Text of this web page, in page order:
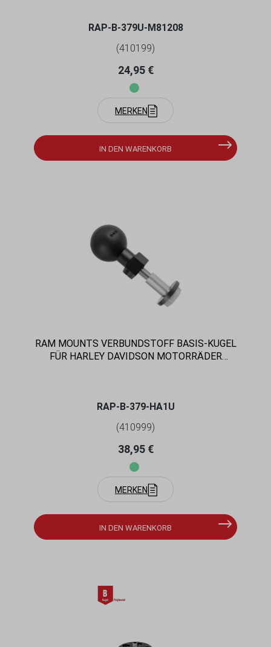
RAP-B-379U-M81208
(410199)
Regulärer Preis:
24,95 €
MERKEN
IN DEN WARENKORB
RAM MOUNTS VERBUNDSTOFF BASIS-KUGEL
FÜR HARLEY DAVIDSON MOTORRÄDER
RAP-B-379-HA1U
(410999)
Regulärer Preis:
38,95 €
MERKEN
IN DEN WARENKORB